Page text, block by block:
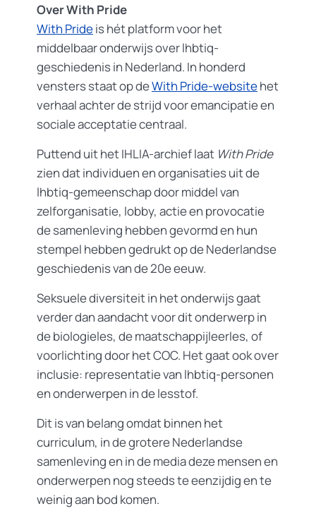
Over With Pride
With Prideis hét platform voor het
middelbaar onderwijs over lhbtiq-
geschiedenis in Nederland. In honderd
vensters staat op deWith Pride-websitehet
verhaal achter de strijd voor emancipatie en
sociale acceptatie centraal.
Puttend uit het IHLIA-archief laat With Pride
zien dat individuen en organisaties uit de
lhbtiq-gemeenschap door middel van
zelforganisatie, lobby, actie en provocatie
de samenleving hebben gevormd en hun
stempel hebben gedrukt op de Nederlandse
geschiedenis van de 20e eeuw.
Seksuele diversiteit in het onderwijs gaat
verder dan aandacht voor dit onderwerp in
de biologieles, de maatschappijleerles, of
voorlichting door het COC. Het gaat ook over
inclusie: representatie van lhbtiq-personen
en onderwerpen in de lesstof.
Dit is van belang omdat binnen het
curriculum, in de grotere Nederlandse
samenleving en in de media deze mensen en
onderwerpen nog steeds te eenzijdig en te
weinig aan bod komen.